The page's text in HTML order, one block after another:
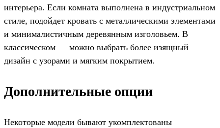
интерьера. Если комната выполнена в индустриальном
стиле, подойдет кровать с металлическими элементами
и минималистичным деревянным изголовьем. В
классическом — можно выбрать более изящный
дизайн с узорами и мягким покрытием.
Дополнительные опции
Некоторые модели бывают укомплектованы